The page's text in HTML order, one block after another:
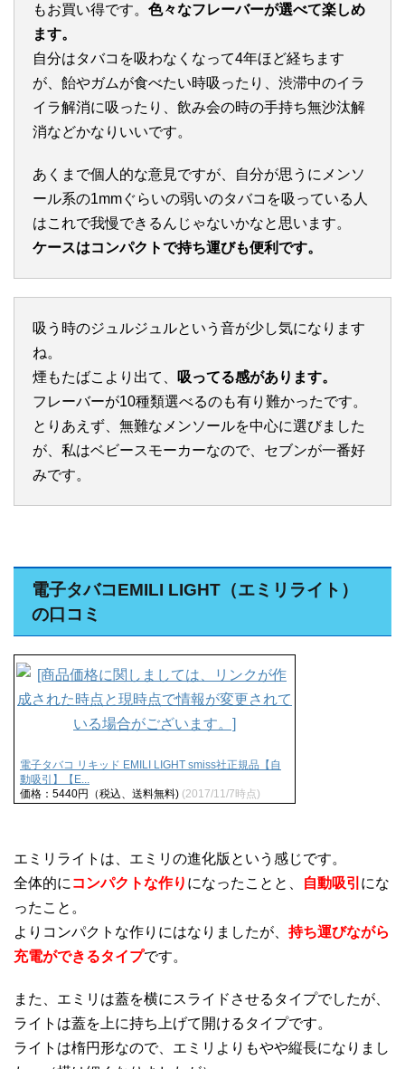
もお買い得です。 色々なフレーバーが選べて楽しめ
ます。
自分はタバコを吸わなくなって4年ほど経ちます
が、飴やガムが食べたい時吸ったり、渋滞中のイラ
イラ解消に吸ったり、飲み会の時の手持ち無沙汰解
消などかなりいいです。
あくまで個人的な意見ですが、自分が思うにメンソ
ール系の1mmぐらいの弱いのタバコを吸っている人
はこれで我慢できるんじゃないかなと思います。
ケースはコンパクトで持ち運びも便利です。
吸う時のジュルジュルという音が少し気になります
ね。
煙もたばこより出て、
吸ってる感があります。
フレーバーが10種類選べるのも有り難かったです。
とりあえず、無難なメンソールを中心に選びました
が、私はベビースモーカーなので、セブンが一番好
みです。
電子タバコEMILI LIGHT（エミリライト）
の口コミ
電子タバコ リキッド EMILI LIGHT smiss社正規品【自
動吸引】【E...
価格：5440円（税込、送料無料) (2017/11/7時点)
エミリライトは、エミリの進化版という感じです。
全体的に コンパクトな作り になったことと、 自動吸引 にな
ったこと。
よりコンパクトな作りにはなりましたが、 持ち運びながら
充電ができるタイプです。
また、エミリは蓋を横にスライドさせるタイプでしたが、
ライトは蓋を上に持ち上げて開けるタイプです。
ライトは楕円形なので、エミリよりもやや縦長になりまし